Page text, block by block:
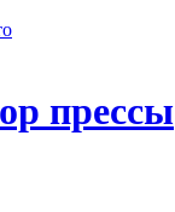
прессы